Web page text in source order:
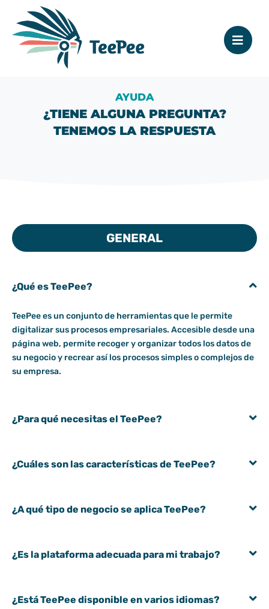
AYUDA
¿TIENE ALGUNA PREGUNTA?
TENEMOS LA RESPUESTA
GENERAL
¿Qué es TeePee?
TeePee es un conjunto de herramientas que le permite
digitalizar sus procesos empresariales. Accesible desde una
página web, permite recoger y organizar todos los datos de
su negocio y recrear así los procesos simples o complejos de
su empresa.
¿Para qué necesitas el TeePee?
¿Cuáles son las características de TeePee?
¿A qué tipo de negocio se aplica TeePee?
¿Es la plataforma adecuada para mi trabajo?
¿Está TeePee disponible en varios idiomas?